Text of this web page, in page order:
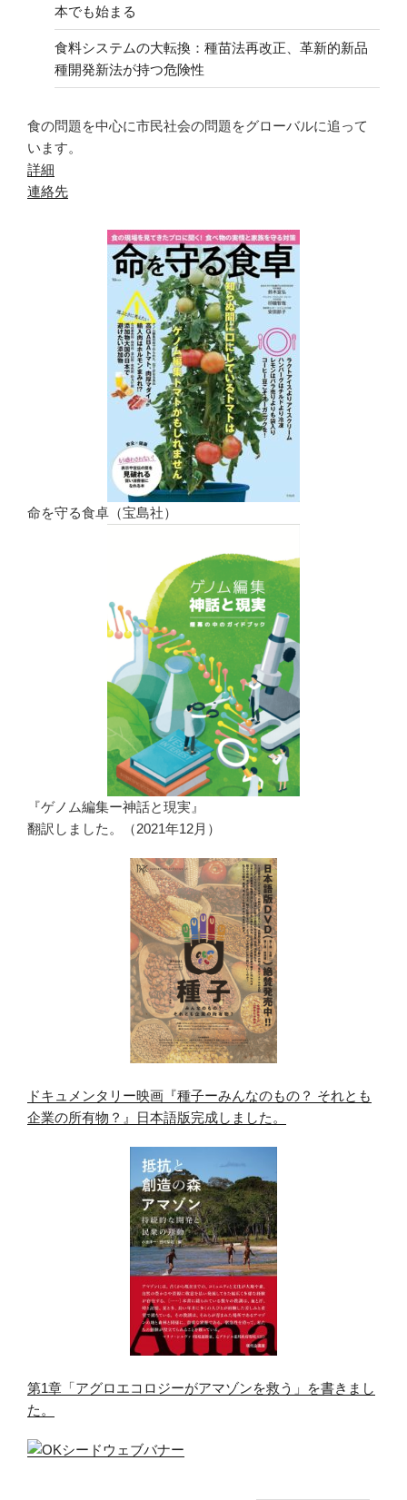
本でも始まる
食料システムの大転換：種苗法再改正、革新的新品
種開発新法が持つ危険性
食の問題を中心に市民社会の問題をグローバルに追って
います。
詳細
連絡先
命を守る食卓（宝島社）
『ゲノム編集ー神話と現実』
翻訳しました。（2021年12月）
ドキュメンタリー映画『種子ーみんなのもの？ それとも
企業の所有物？』日本語版完成しました。
第1章「アグロエコロジーがアマゾンを救う」を書きまし
た。